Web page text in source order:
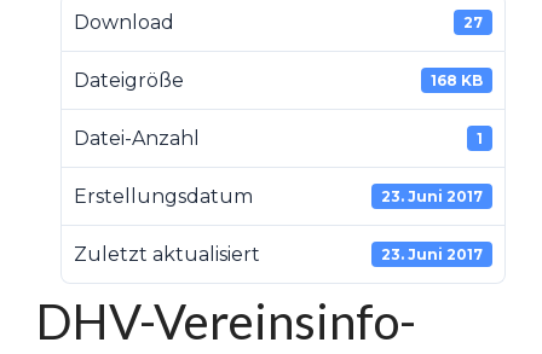
Download 27
Dateigröße 168 KB
Datei-Anzahl 1
Erstellungsdatum 23. Juni 2017
Zuletzt aktualisiert 23. Juni 2017
DHV-Vereinsinfo-